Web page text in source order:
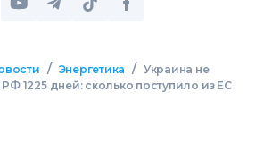
/ Энергетика / Украина не
РФ 1225 дней: сколько поступило из ЕС